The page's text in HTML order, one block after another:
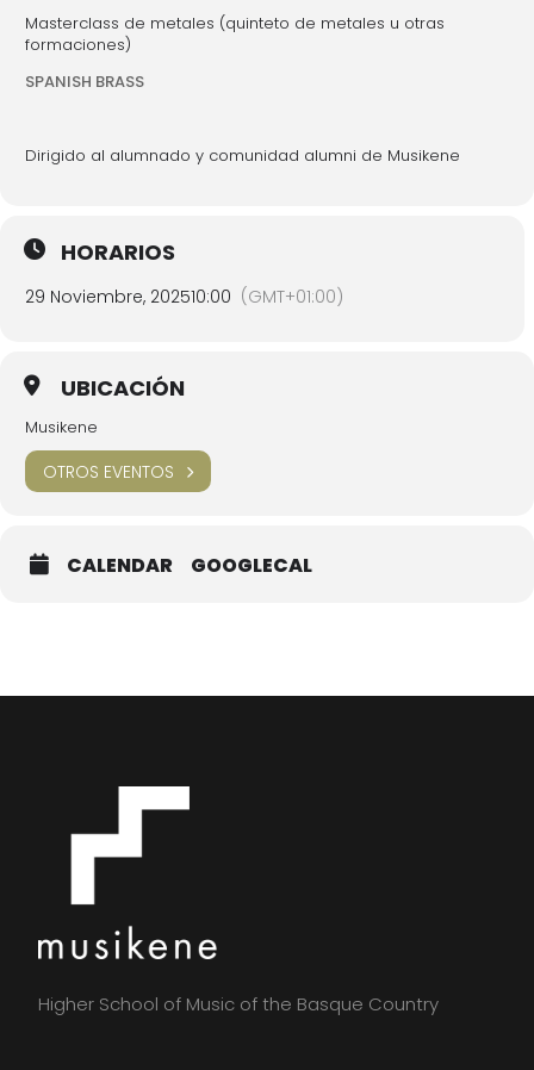
Masterclass de metales (quinteto de metales u otras
formaciones)
SPANISH BRASS
Dirigido al alumnado y comunidad alumni de Musikene
HORARIOS
29 Noviembre, 202510:00 (GMT+01:00)
UBICACIÓN
Musikene
OTROS EVENTOS
CALENDAR GOOGLECAL
Higher School of Music of the Basque Country